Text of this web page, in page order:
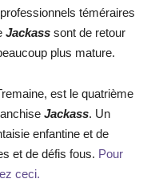
téméraires
Jackass sont de retour
plus mature.
est le quatrième
Jackass. Un
enfantine et de
et de défis fous. Pour
ceci.